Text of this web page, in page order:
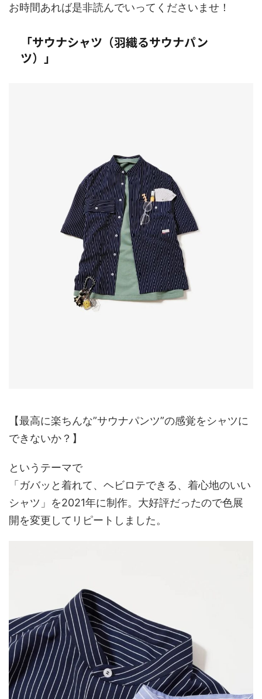
お時間あれば是非読んでいってくださいませ！
「サウナシャツ（羽織るサウナパン
ツ）」
【最高に楽ちんな”サウナパンツ”の感覚をシャツに
できないか？】
というテーマで
「ガバッと着れて、ヘビロテできる、着心地のいい
シャツ」を2021年に制作。大好評だったので色展
開を変更してリピートしました。